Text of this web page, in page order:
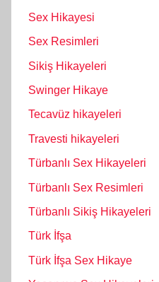
Sex Hikayesi
Sex Resimleri
Sikiş Hikayeleri
Swinger Hikaye
Tecavüz hikayeleri
Travesti hikayeleri
Türbanlı Sex Hikayeleri
Türbanlı Sex Resimleri
Türbanlı Sikiş Hikayeleri
Türk İfşa
Türk İfşa Sex Hikaye